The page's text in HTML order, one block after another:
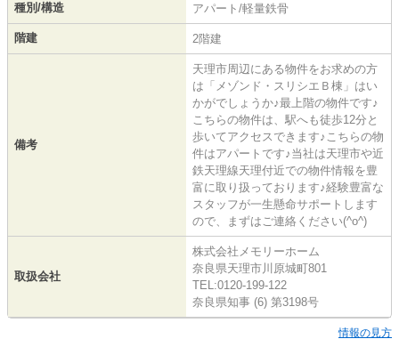
種別/構造 アパート/軽量鉄骨
階建 2階建
備考
天理市周辺にある物件をお求めの方
は「メゾンド・スリシエＢ棟」はい
かがでしょうか♪最上階の物件です♪
こちらの物件は、駅へも徒歩12分と
歩いてアクセスできます♪こちらの物
件はアパートです♪当社は天理市や近
鉄天理線天理付近での物件情報を豊
富に取り扱っております♪経験豊富な
スタッフが一生懸命サポートします
ので、まずはご連絡ください(^o^)
取扱会社
株式会社メモリーホーム
奈良県天理市川原城町801
TEL:0120-199-122
奈良県知事 (6) 第3198号
情報の見方